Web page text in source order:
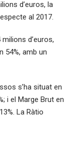
d’euros, la
al 2017.
d’euros,
54%, amb un
s’ha situat en
i el Marge Brut en
La Ràtio